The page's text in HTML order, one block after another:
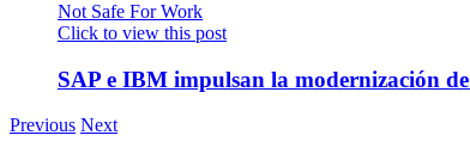
Not Safe For Work
Click to view this post
SAP e IBM impulsan la modernización
Previous Next